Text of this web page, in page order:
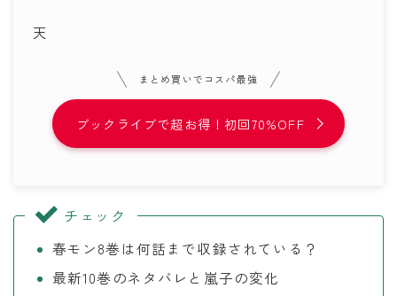
天
まとめ買いでコスパ最強
ブックライブで超お得！初回70%OFF
チェック
春モン8巻は何話まで収録されている？
最新10巻のネタバレと嵐子の変化